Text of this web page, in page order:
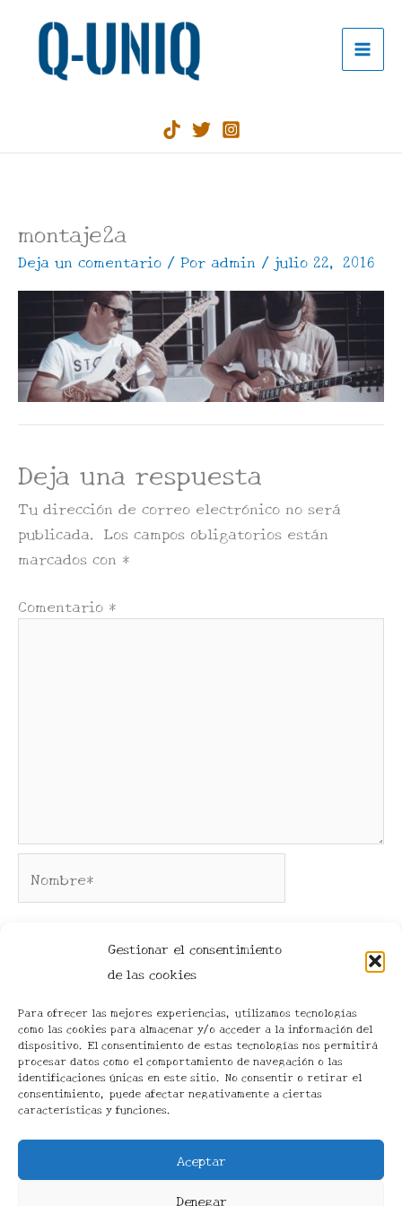
Gestionar el consentimiento
de las cookies
Para ofrecer las mejores experiencias, utilizamos tecnologías
como las cookies para almacenar y/o acceder a la información del
dispositivo. El consentimiento de estas tecnologías nos permitirá
procesar datos como el comportamiento de navegación o las
identificaciones únicas en este sitio. No consentir o retirar el
consentimiento, puede afectar negativamente a ciertas
características y funciones.
Aceptar
Denegar
contenido
montaje2a
Deja un comentario / Por admin / julio 22, 2016
Deja una respuesta
Tu dirección de correo electrónico no será
publicada. Los campos obligatorios están
marcados con *
Comentario *
electrónico*
Web